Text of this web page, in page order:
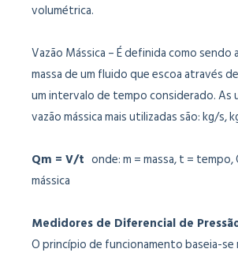
volumétrica.
Vazão Mássica – É definida como sendo
massa de um fluido que escoa através
um intervalo de tempo considerado. As
vazão mássica mais utilizadas são: kg/s,
Qm = V/t onde: m = massa, t = tempo,
mássica
Medidores de Diferencial de
O princípio de funcionamento baseia-se